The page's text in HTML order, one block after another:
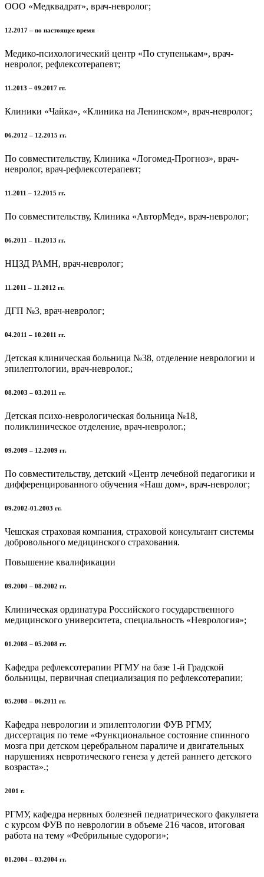
ООО «Медквадрат», врач-невролог;
12.2017 – по настоящее время
Медико-психологический центр «По ступенькам», врач-
невролог, рефлексотерапевт;
11.2013 – 09.2017 гг.
Клиники «Чайка», «Клиника на Ленинском», врач-невролог;
06.2012 – 12.2015 гг.
По совместительству, Клиника «Логомед-Прогноз», врач-
невролог, врач-рефлексотерапевт;
11.2011 – 12.2015 гг.
По совместительству, Клиника «АвторМед», врач-невролог;
06.2011 – 11.2013 гг.
НЦЗД РАМН, врач-невролог;
11.2011 – 11.2012 гг.
ДГП №3, врач-невролог;
04.2011 – 10.2011 гг.
Детская клиническая больница №38, отделение неврологии и
эпилептологии, врач-невролог.;
08.2003 – 03.2011 гг.
Детская психо-неврологическая больница №18,
поликлиническое отделение, врач-невролог.;
09.2009 – 12.2009 гг.
По совместительству, детский «Центр лечебной педагогики и
дифференцированного обучения «Наш дом», врач-невролог;
09.2002-01.2003 гг.
Чешская страховая компания, страховой консультант системы
добровольного медицинского страхования.
Повышение квалификации
09.2000 – 08.2002 гг.
Клиническая ординатура Российского государственного
медицинского университета, специальность «Неврология»;
01.2008 – 05.2008 гг.
Кафедра рефлексотерапии РГМУ на базе 1-й Градской
больницы, первичная специализация по рефлексотерапии;
05.2008 – 06.2011 гг.
Кафедра неврологии и эпилептологии ФУВ РГМУ,
диссертация по теме «Функциональное состояние спинного
мозга при детском церебральном параличе и двигательных
нарушениях невротического генеза у детей раннего детского
возраста».;
2001 г.
РГМУ, кафедра нервных болезней педиатрического факультета
с курсом ФУВ по неврологии в объеме 216 часов, итоговая
работа на тему «Фебрильные судороги»;
01.2004 – 03.2004 гг.